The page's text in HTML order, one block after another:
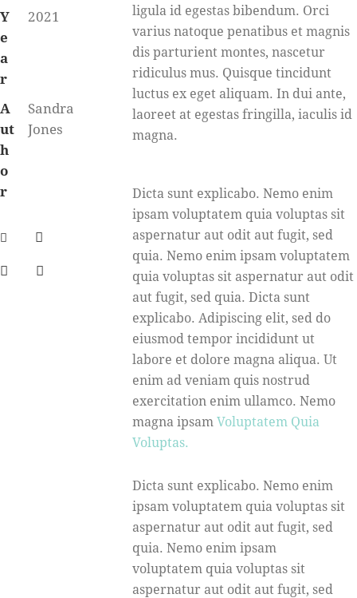
Y
e
a
r
2021
A
ut
h
o
r
Sandra
Jones
ligula id egestas bibendum. Orci
varius natoque penatibus et magnis
dis parturient montes, nascetur
ridiculus mus. Quisque tincidunt
luctus ex eget aliquam. In dui ante,
laoreet at egestas fringilla, iaculis id
magna.
Dicta sunt explicabo. Nemo enim
ipsam voluptatem quia voluptas sit
aspernatur aut odit aut fugit, sed
quia. Nemo enim ipsam voluptatem
quia voluptas sit aspernatur aut odit
aut fugit, sed quia. Dicta sunt
explicabo. Adipiscing elit, sed do
eiusmod tempor incididunt ut
labore et dolore magna aliqua. Ut
enim ad veniam quis nostrud
exercitation enim ullamco. Nemo
magna ipsam Voluptatem Quia
Voluptas.
Dicta sunt explicabo. Nemo enim
ipsam voluptatem quia voluptas sit
aspernatur aut odit aut fugit, sed
quia. Nemo enim ipsam
voluptatem quia voluptas sit
aspernatur aut odit aut fugit, sed